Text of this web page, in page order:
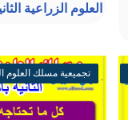
العلوم الزراعية
تجميعية مسلك العلوم